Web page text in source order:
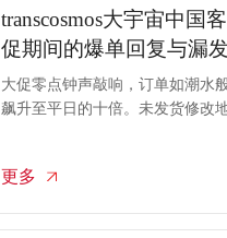
transcosmos大宇宙中国
促期间的爆单回复与漏
大促零点钟声敲响，订单如潮水
飙升至平日的十倍。未发货修改
中国通过严密的客服外包应急流
然。
更多